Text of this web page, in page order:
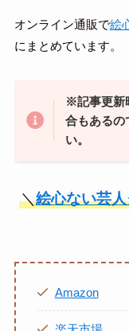
オンライン通販で絵
にまとめています。
※記事更新
合もあるの
い。
＼絵心ない芸
Amazon